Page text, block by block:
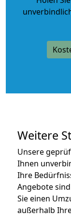
Weitere
Unsere
Ihnen
Ihre
Angebote
Sie einen
außerhalb